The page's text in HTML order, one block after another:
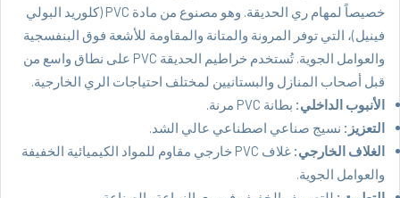
خصيصاً لمهام ري الحديقة. وهو مصنوع من مادة PVC (كلوريد البولي
فينيل)، التي توفر المرونة والمتانة والمقاومة للأشعة فوق البنفسجية
والعوامل الجوية. تُستخدم خراطيم الحديقة PVC على نطاق واسع من
قبل أصحاب المنازل والبستانيين لمختلف احتياجات الري الخارجية.
الأنبوب الداخلي: بطانة PVC مرنة.
التعزيز: نسيج صناعي اصطناعي عالي الشد.
الغلاف الخارجي:
غلاف PVC خارجي مقاوم للمواد الكيميائية الخفيفة
والعوامل الجوية.